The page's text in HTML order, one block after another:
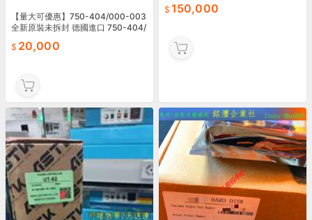
【量大可優惠】750-404/000-003
全新原裝未拆封 德國進口 750-404/
20,000
150,000